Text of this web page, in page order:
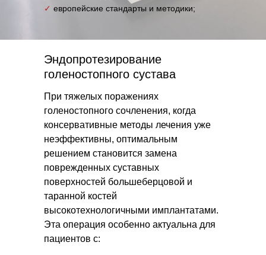
✓ европейские стандарты и методики;
Эндопротезирование
голеностопного сустава
При тяжелых поражениях
голеностопного сочленения, когда
консервативные методы лечения уже
неэффективны, оптимальным
решением становится замена
поврежденных суставных
поверхностей большеберцовой и
таранной костей
высокотехнологичными имплантатами.
Эта операция особенно актуальна для
пациентов с: